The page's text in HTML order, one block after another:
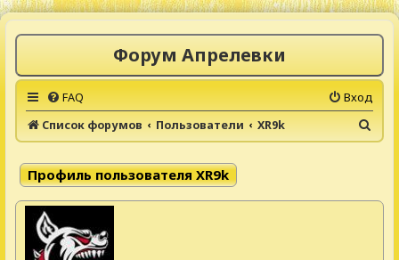
Форум Апрелевки
FAQ
Вход
Список форумов
Пользователи XR9k
о
Профиль пользователя XR9k